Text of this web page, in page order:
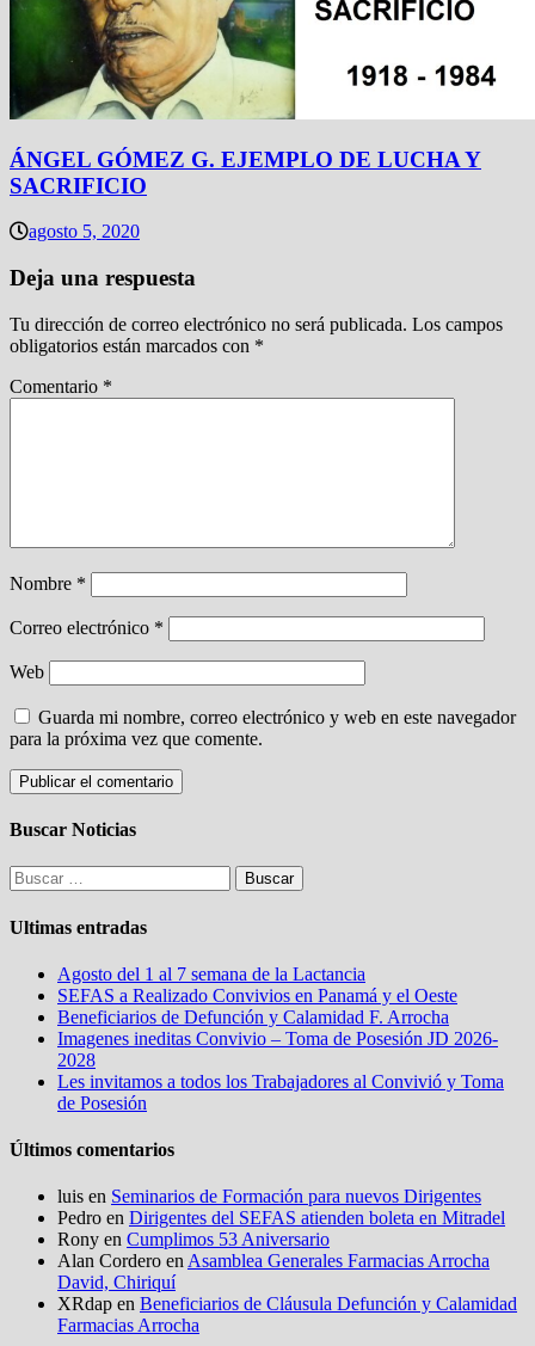
ÁNGEL GÓMEZ G. EJEMPLO DE LUCHA Y
SACRIFICIO
agosto 5, 2020
Deja una respuesta
Tu dirección de correo electrónico no será publicada. Los campos
obligatorios están marcados con *
Comentario *
Nombre *
Correo electrónico *
Web
Guarda mi nombre, correo electrónico y web en este navegador
para la próxima vez que comente.
Buscar Noticias
Buscar:
Ultimas entradas
Agosto del 1 al 7 semana de la Lactancia
SEFAS a Realizado Convivios en Panamá y el Oeste
Beneficiarios de Defunción y Calamidad F. Arrocha
Imagenes ineditas Convivio – Toma de Posesión JD 2026-
2028
Les invitamos a todos los Trabajadores al Convivió y Toma
de Posesión
Últimos comentarios
luis en Seminarios de Formación para nuevos Dirigentes
Pedro en Dirigentes del SEFAS atienden boleta en Mitradel
Rony en Cumplimos 53 Aniversario
Alan Cordero enAsamblea Generales Farmacias Arrocha
David, Chiriquí
XRdap en Beneficiarios de Cláusula Defunción y Calamidad
Farmacias Arrocha